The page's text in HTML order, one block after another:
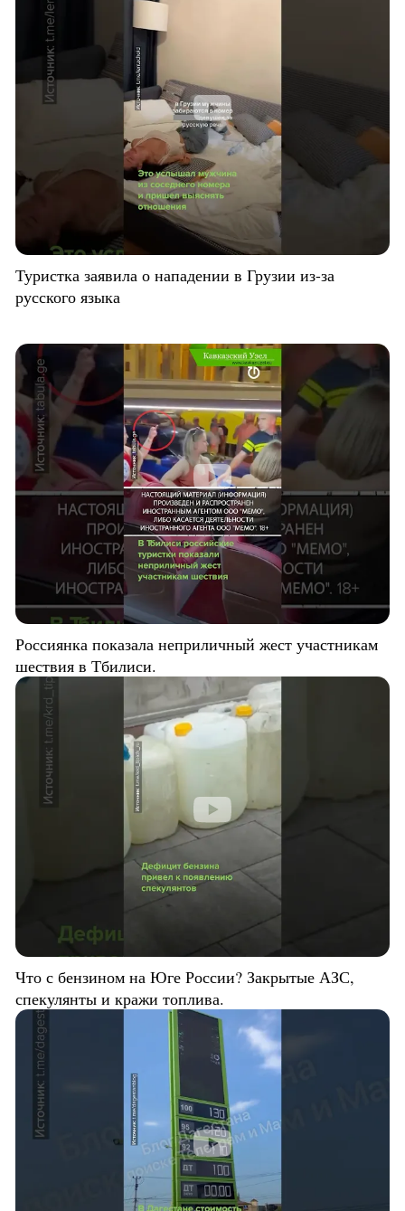
Туристка заявила о нападении в Грузии из-за
русского языка
Россиянка показала неприличный жест участникам
шествия в Тбилиси.
Что с бензином на Юге России? Закрытые АЗС,
спекулянты и кражи топлива.